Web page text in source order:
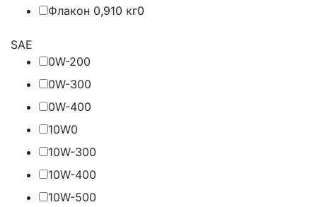
Флакон 0,910 кг0
SAE
0W-200
0W-300
0W-400
10W0
10W-300
10W-400
10W-500